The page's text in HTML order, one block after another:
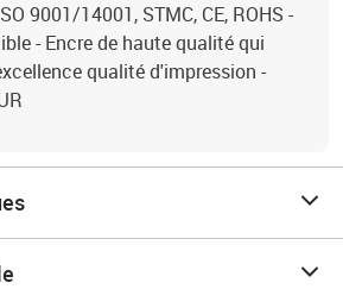
9001/14001, STMC, CE, ROHS -
- Encre de haute qualité qui
qualité d'impression -